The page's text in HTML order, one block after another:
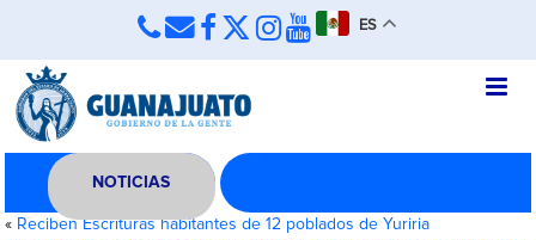
ES
NOTICIAS
« Reciben Escrituras habitantes de 12 poblados de Yuriria